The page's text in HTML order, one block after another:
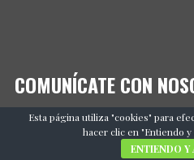
COMUNÍCATE CON
Email
Esta página utiliza "cookies" para
hacer clic en "Entiendo
ENTIENDO Y